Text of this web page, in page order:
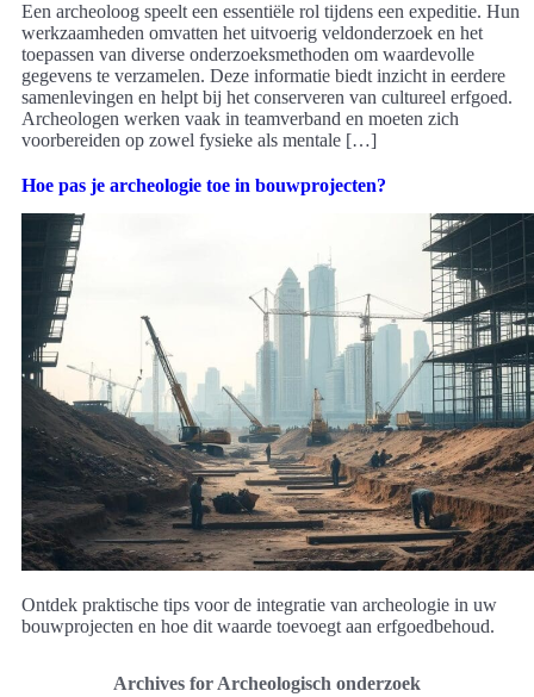
Een archeoloog speelt een essentiële rol tijdens een expeditie. Hun
werkzaamheden omvatten het uitvoerig veldonderzoek en het
toepassen van diverse onderzoeksmethoden om waardevolle
gegevens te verzamelen. Deze informatie biedt inzicht in eerdere
samenlevingen en helpt bij het conserveren van cultureel erfgoed.
Archeologen werken vaak in teamverband en moeten zich
voorbereiden op zowel fysieke als mentale […]
Hoe pas je archeologie toe in bouwprojecten?
Ontdek praktische tips voor de integratie van archeologie in uw
bouwprojecten en hoe dit waarde toevoegt aan erfgoedbehoud.
Archives for Archeologisch onderzoek